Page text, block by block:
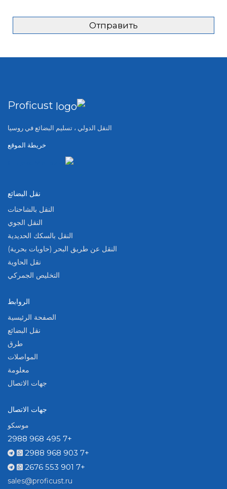
النقل الدولي ، تسليم البضائع في روسيا
خريطة الموقع
نقل البضائع
النقل بالشاحنات
النقل الجوي
النقل بالسكك الحديدية
النقل عن طريق البحر (حاويات بحرية)
نقل الحاوية
التخليص الجمركي
الروابط
الصفحة الرئيسية
نقل البضائع
طرق
المواصلات
معلومة
جهات الاتصال
جهات الاتصال
موسكو
+7 495 968 2988
+7 903 968 2988
+7 901 553 2676
sales@proficust.ru